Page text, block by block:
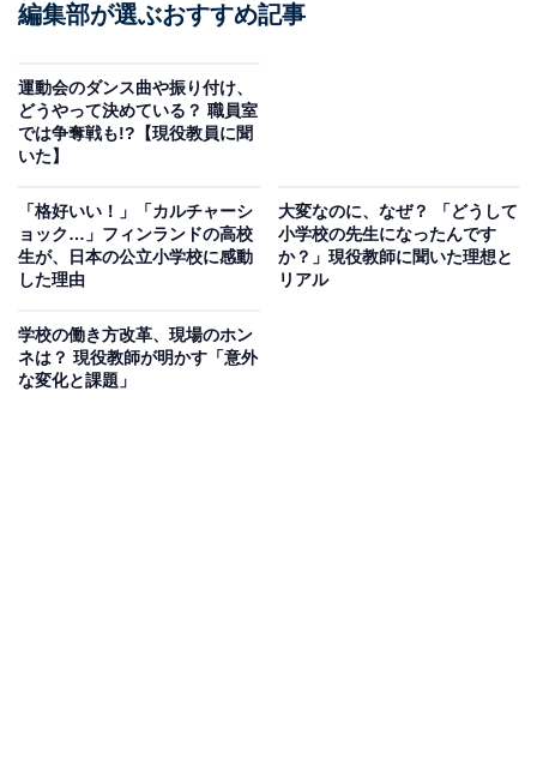
通常業務を行っていることが多いです。その後、み
あります。
どういうことなのか、以下で詳しく解説します。
※本記事で紹介している商品の購入やサービスの利用により、売上の一部が
オールアバウトに還元されることがあります。
コロナ禍以降変化した、運動会後の先生の過ごし
方
コロナ禍以降、運動会は午前中だけで完結するという学
編集部が選ぶおすすめ記事
運動会のダンス曲や振り付け、
どうやって決めている？ 職員室
では争奪戦も!?【現役教員に聞
いた】
「格好いい！」「カルチャーシ
ョック…」フィンランドの高校
生が、日本の公立小学校に感動
した理由
大変なのに、なぜ？ 「どうして
小学校の先生になったんです
か？」現役教師に聞いた理想と
リアル
学校の働き方改革、現場のホン
ネは？ 現役教師が明かす「意外
な変化と課題」